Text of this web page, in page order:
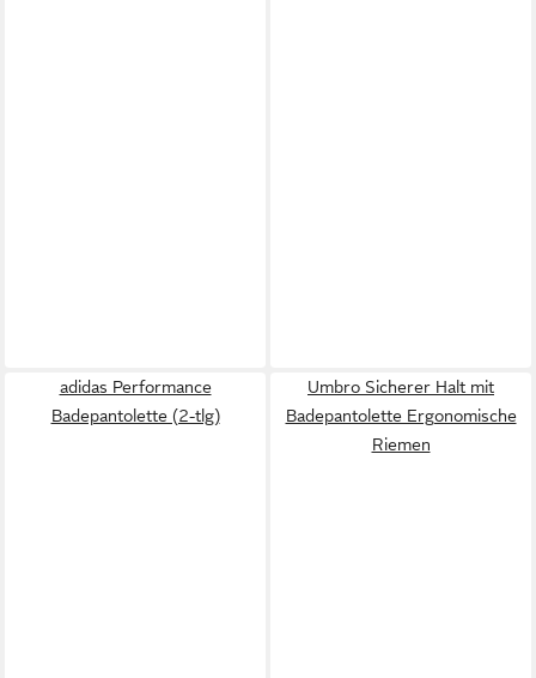
adidas Performance
Badepantolette (2-tlg)
Umbro Sicherer Halt mit
Badepantolette Ergonomische
Riemen